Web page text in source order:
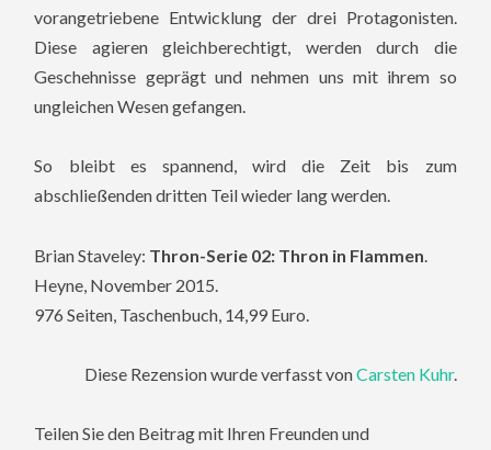
vorangetriebene Entwicklung der drei Protagonisten.
Diese agieren gleichberechtigt, werden durch die
Geschehnisse geprägt und nehmen uns mit ihrem so
ungleichen Wesen gefangen.
So bleibt es spannend, wird die Zeit bis zum
abschließenden dritten Teil wieder lang werden.
Brian Staveley: Thron-Serie 02: Thron in Flammen
Heyne, November 2015.
976 Seiten, Taschenbuch, 14,99 Euro.
Diese Rezension wurde verfasst vonCarsten Kuhr.
Teilen Sie den Beitrag mit Ihren Freunden und